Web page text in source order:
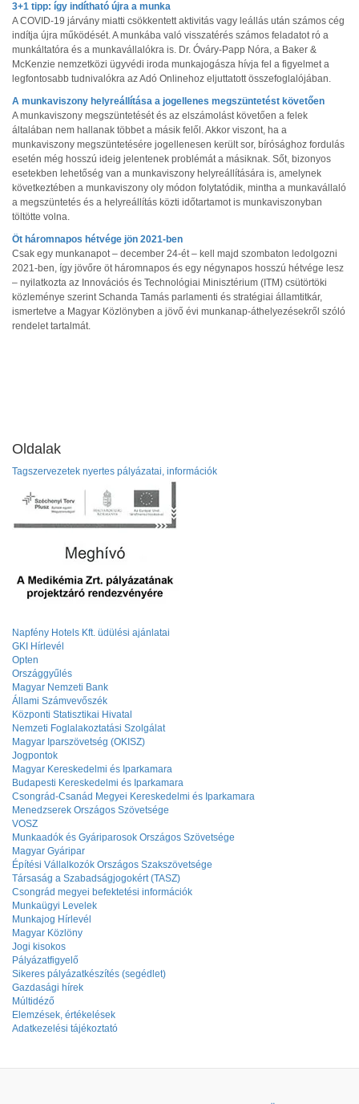
3+1 tipp: így indítható újra a munka
A COVID-19 járvány miatti csökkentett aktivitás vagy leállás után számos cég
indítja újra működését. A munkába való visszatérés számos feladatot ró a
munkáltatóra és a munkavállalókra is. Dr. Óváry-Papp Nóra, a Baker &
McKenzie nemzetközi ügyvédi iroda munkajogásza hívja fel a figyelmet a
legfontosabb tudnivalókra az Adó Onlinehoz eljuttatott összefoglalójában.
A munkaviszony helyreállítása a jogellenes megszüntetést követően
A munkaviszony megszüntetését és az elszámolást követően a felek
általában nem hallanak többet a másik felől. Akkor viszont, ha a
munkaviszony megszüntetésére jogellenesen került sor, bírósághoz fordulás
esetén még hosszú ideig jelentenek problémát a másiknak. Sőt, bizonyos
esetekben lehetőség van a munkaviszony helyreállítására is, amelynek
következtében a munkaviszony oly módon folytatódik, mintha a munkavállaló
a megszüntetés és a helyreállítás közti időtartamot is munkaviszonyban
töltötte volna.
Öt háromnapos hétvége jön 2021-ben
Csak egy munkanapot – december 24-ét – kell majd szombaton ledolgozni
2021-ben, így jövőre öt háromnapos és egy négynapos hosszú hétvége lesz
– nyilatkozta az Innovációs és Technológiai Minisztérium (ITM) csütörtöki
közleménye szerint Schanda Tamás parlamenti és stratégiai államtitkár,
ismertetve a Magyar Közlönyben a jövő évi munkanap-áthelyezésekről szóló
rendelet tartalmát.
Oldalak
Tagszervezetek nyertes pályázatai, információk
Napfény Hotels Kft. üdülési ajánlatai
GKI Hírlevél
Opten
Országgyűlés
Magyar Nemzeti Bank
Állami Számvevőszék
Központi Statisztikai Hivatal
Nemzeti Foglalakoztatási Szolgálat
Magyar Iparszövetség (OKISZ)
Jogpontok
Magyar Kereskedelmi és Iparkamara
Budapesti Kereskedelmi és Iparkamara
Csongrád-Csanád Megyei Kereskedelmi és Iparkamara
Menedzserek Országos Szövetsége
VOSZ
Munkaadók és Gyáriparosok Országos Szövetsége
Magyar Gyáripar
Építési Vállalkozók Országos Szakszövetsége
Társaság a Szabadságjogokért (TASZ)
Csongrád megyei befektetési információk
Munkaügyi Levelek
Munkajog Hírlevél
Magyar Közlöny
Jogi kisokos
Pályázatfigyelő
Sikeres pályázatkészítés (segédlet)
Gazdasági hírek
Múltidéző
Elemzések, értékelések
Adatkezelési tájékoztató